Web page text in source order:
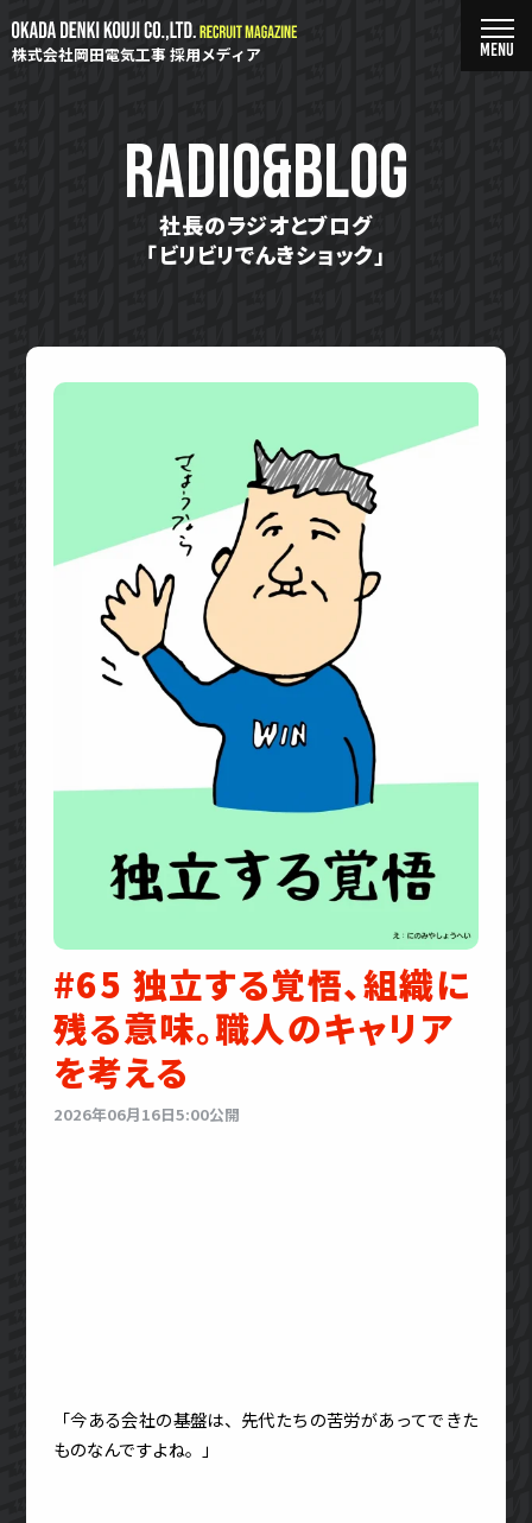
株式会社岡田電気工事 採用メディア
RADIO&BLOG
社長のラジオとブログ
「ビリビリでんきショック」
#65 独立する覚悟、組織に
残る意味。職人のキャリア
を考える
2026年06月16日5:00公開
「今ある会社の基盤は、先代たちの苦労があってできた
ものなんですよね。」